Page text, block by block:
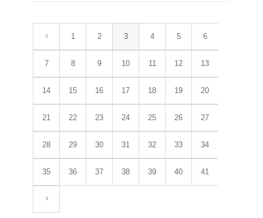
1 2 3 4 5 6
7 8 9 10 11 12 13
14 15 16 17 18 19 20
21 22 23 24 25 26 27
28 29 30 31 32 33 34
35 36 37 38 39 40 41